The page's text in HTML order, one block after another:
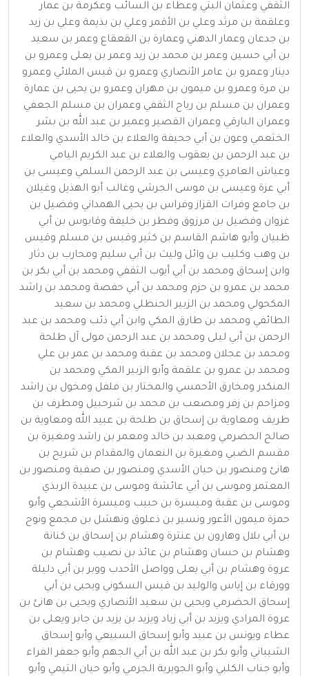
الثقفي وعثمان البتي وعطاء بن السائب وعكرمة بن عمار
وعلقمة بن مرثد وعلي بن الأقمر وعلي بن بذيمة وعلي بن زيد
بن جدعان وعمار الدهني وعمارة بن القعقاع وعمر بن سعيد
بن أبي حسين وعمر بن محمد بن زيد وعمر بن يعلى وعمرو بن
دينار وعمرو بن عامر الأنصاري وعمرو بن قيس الملائي وعمرو
بن مرة وعمرو بن ميمون بن مهران وعمرو بن يحيى بن عمارة
وعمران بن مسلم بن رياح الثقفي وعمران بن مسلم الجعفي
وعمران البارقي وعمران القصير وعمير بن عبد الله بن بشر
الخثعمي وعون بن أبي جحيفة والعلاء بن خالد الأسدي والعلاء
بن عبد الرحمن بن يعقوب والعلاء بن عبد الكريم اليامي
وعياش العامري وعيسى بن عبد الرحمن السلمي وعيسى بن
أبي عزة وعيسى بن موسى الجرشي وغالب أبو الهذيل وغيلان
بن جامع وفرات القزاز وفراس بن يحيى الهمداني وفضيل بن
غزوان وفضيل بن مرزوق وفطر بن خليفة وقابوس بن أبي
ظبيان وأبو هاشم القاسم بن كثير وقيس بن مسلم وقيس
بن وهب وكليب بن وائل وليث بن أبي سليم ومحارب بن دثار
وابن إسحاق ومحمد بن أبي أيوب الثقفي ومحمد بن أبي بكر بن
محمد بن عمرو بن حزم ومحمد بن أبي حفصة ومحمد بن راشد
المكحولي ومحمد بن الزبير الحنظلي ومحمد بن سعيد
الطائفي ومحمد بن طارق المكي وابن أبي ذئب ومحمد بن عبد
الرحمن بن أبي ليلى ومحمد بن عبد الرحمن مولى آل طلحة
ومحمد بن عجلان ومحمد بن عقبة ومحمد بن عمر بن علي
ومحمد بن عمرو بن علقمة وأبو الزبير المكي ومحمد بن
المنكدر ومخارق الأحمسي والمختار بن فلفل ومخول بن راشد
ومزاحم بن زفر ومصعب بن محمد بن شرحبيل ومطرف بن
طريف ومعاوية بن إسحاق بن طلحة بن عبيد الله ومعاوية بن
صالح الحضرمي ومعبد بن خالد ومعمر بن راشد ومغيرة بن
مقسم الضبي ومغيرة بن النعمان والمقدام بن شريح بن
هانئ ومنصور بن حيان الأسدي ومنصور بن صفية ومنصور بن
المعتمر وموسى بن أبي عائشة وموسى بن عبيدة الربذي
وموسى بن عقبة وميسرة بن حبيب وميسرة الأشجعي وأبو
حمزة ميمون الأعور ونسير بن ذعلوق ونهشل بن مجمع ونوح
بن أبي بلال وهارون بن عنترة وهشام بن إسحاق بن كنانة
وهشام بن حسان وهشام بن عائذ بن نصيب وهشام بن
عروة وهشام بن أبي يعلى وواصل الأحدب ووبر بن أبي دليلة
وورقاء بن إياس والوليد بن قيس السكوني ويحيى بن أبي
إسحاق الحضرمي ويحيى بن سعيد الأنصاري ويحيى بن هانئ بن
عروة المرادي ويزيد بن أبي زياد ويزيد بن يزيد بن جابر ويعلى بن
عطاء ويونس بن عبيد وأبو إسحاق السبيعي وأبو إسحاق
الشيباني وأبو بكر بن عبد الله بن أبي الجهم وأبو جعفر الفراء
وأبو جناب الكلبي وأبو الجويرية الجرمي وأبو حيان التيمي وأبو